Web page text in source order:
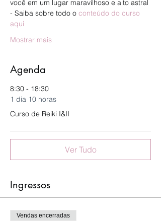
você em um lugar maravilhoso e alto astral
- Saiba sobre todo o conteúdo do curso
aqui
Mostrar mais
Agenda
8:30 - 18:30
1 dia 10 horas
Curso de Reiki I&II
Ver Tudo
Ingressos
Vendas encerradas